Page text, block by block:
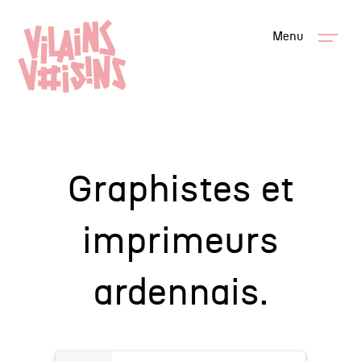
Menu
Graphistes et
imprimeurs
ardennais.